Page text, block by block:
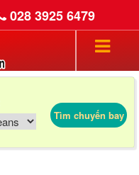
028 3925 6479
Tìm chuyến bay